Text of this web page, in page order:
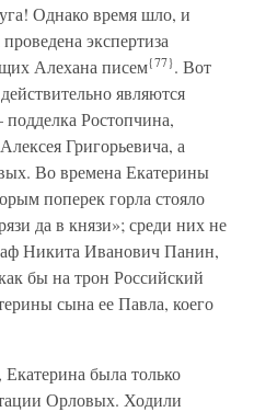
Однако время шло, и
экспертиза
Алехана писем{77}. Вот
являются
Ростопчина,
Григорьевича, а
Во времена Екатерины
поперек горла стояло
да в князи»; среди них не
Никита Иванович Панин,
бы на трон Российский
сына ее Павла, коего
была только
Орловых. Ходили